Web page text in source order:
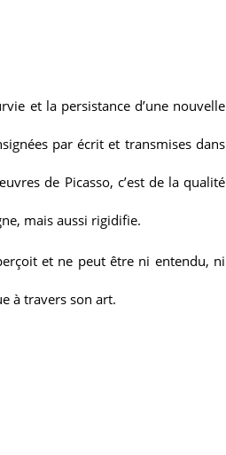
et la persistance d’une nouvelle
par écrit et transmises dans
de Picasso, c’est de la qualité
mais aussi rigidifie.
et ne peut être ni entendu, ni
à travers son art.